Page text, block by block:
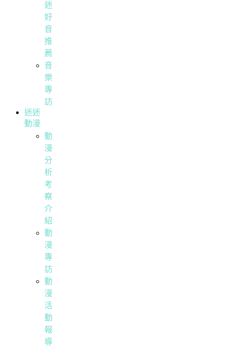
迷
好
音
推
薦
音
樂
專
訪
迷迷
動漫
動
漫
分
析
考
察
介
紹
動
漫
專
訪
動
漫
活
動
報
導